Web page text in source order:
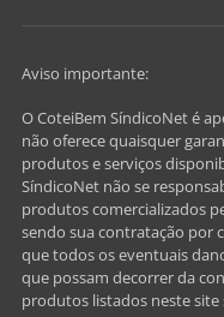
Aviso importante:
O CoteiBem SíndicoNet é
não oferece quaisquer
produtos e serviços
SíndicoNet não se
produtos comercializados
sendo sua contratação por
que todos os eventuais
que possam decorrer da
produtos listados neste site